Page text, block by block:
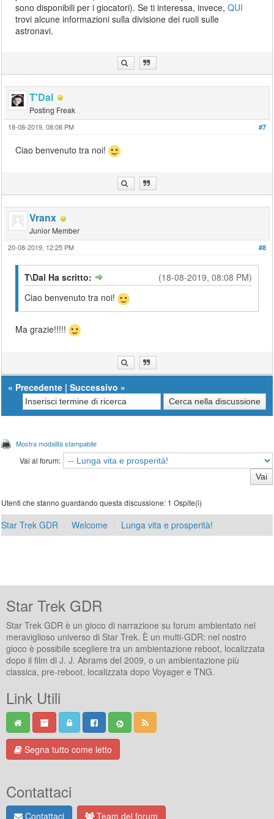
sono disponibili per i giocatori). Se ti interessa, invece,QUI
trovi alcune informazioni sulla divisione dei ruoli sulle
astronavi.
T'Dal
Posting Freak
#7
18-08-2019, 08:08 PM
Ciao benvenuto tra noi!
Vranx
Junior Member
#8
20-08-2019, 12:25 PM
(18-08-2019, 08:08 PM)
T\Dal Ha scritto:
Ciao benvenuto tra noi!
Ma grazie!!!!!
« Precedente |Successivo »
Mostra modalità stampabile
Vai al forum:
Utenti che stanno guardando questa discussione: 1 Ospite(i)
Star Trek GDR Welcome Lunga vita e prosperità!
Star Trek GDR
Star Trek GDR è un gioco di narrazione su forum ambientato nel
meraviglioso universo di Star Trek. È un multi-GDR: nel nostro
gioco è possibile scegliere tra un ambientazione reboot, localizzata
dopo il film di J. J. Abrams del 2009, o un ambientazione più
classica, pre-reboot, localizzata dopo Voyager e TNG.
Link Utili
Segna tutto come letto
Contattaci
Contattaci Team del forum